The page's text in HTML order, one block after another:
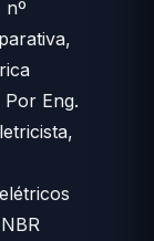
nº
Eng.